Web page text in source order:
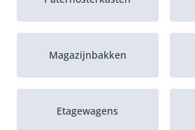
Magazijnbakken
Etagewagens